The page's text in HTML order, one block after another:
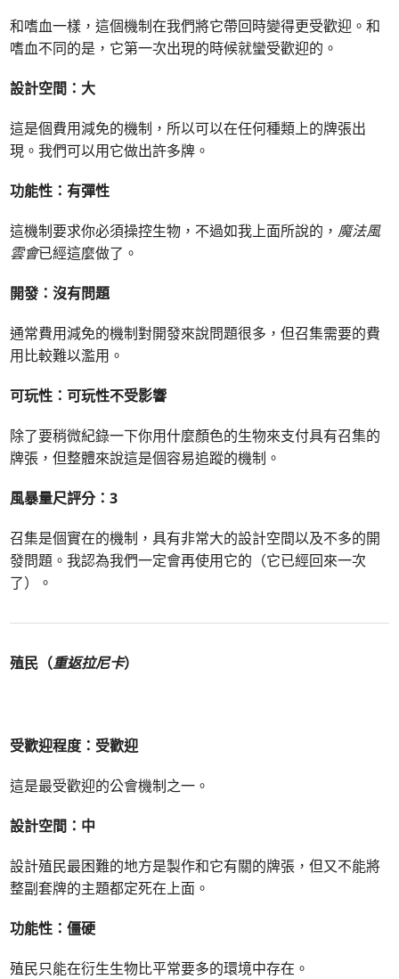
和嗜血一樣，這個機制在我們將它帶回時變得更受歡迎。和
嗜血不同的是，它第一次出現的時候就蠻受歡迎的。
設計空間：大
這是個費用減免的機制，所以可以在任何種類上的牌張出
現。我們可以用它做出許多牌。
功能性：有彈性
這機制要求你必須操控生物，不過如我上面所說的， 魔法風
雲會已經這麼做了。
開發：沒有問題
通常費用減免的機制對開發來說問題很多，但召集需要的費
用比較難以濫用。
可玩性：可玩性不受影響
除了要稍微紀錄一下你用什麼顏色的生物來支付具有召集的
牌張，但整體來說這是個容易追蹤的機制。
風暴量尺評分：3
召集是個實在的機制，具有非常大的設計空間以及不多的開
發問題。我認為我們一定會再使用它的（它已經回來一次
了）。
殖民（重返拉尼卡）
受歡迎程度：受歡迎
這是最受歡迎的公會機制之一。
設計空間：中
設計殖民最困難的地方是製作和它有關的牌張，但又不能將
整副套牌的主題都定死在上面。
功能性：僵硬
殖民只能在衍生生物比平常要多的環境中存在。